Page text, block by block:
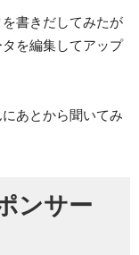
書きだしてみたが
を編集してアップ
あとから聞いてみ
ンサー